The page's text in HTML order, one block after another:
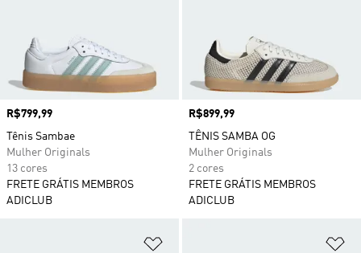
Preço
R$799,99
Tênis Sambae
Mulher Originals
13 cores
FRETE GRÁTIS MEMBROS
ADICLUB
Preço
R$899,99
TÊNIS SAMBA OG
Mulher Originals
2 cores
FRETE GRÁTIS MEMBROS
ADICLUB